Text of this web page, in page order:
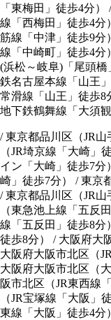
「東梅田」徒歩4分
線「西梅田」徒歩4分
筋線「中津」徒歩9分
線「中崎町」徒歩4分
(浜松～岐阜)「尾頭橋
鉄名古屋本線「山王
常滑線「山王」徒歩8
地下鉄鶴舞線「大須
/東京都品川区（JR山
（JR埼京線「大崎」
イン「大崎」徒歩7分）
崎」徒歩7分）
/東京
/東京都品川区（JR山
（東急池上線「五反
線「五反田」徒歩8分）
徒歩8分）
/ 大阪府大
大阪府大阪市北区（
大阪府大阪市北区（
阪市北区（JR東西線
（JR宝塚線「大阪」
東線「大阪」徒歩4分）